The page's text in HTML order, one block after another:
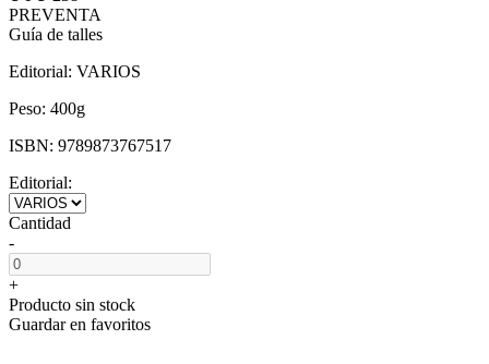
PREVENTA
Guía de talles
Editorial: VARIOS
Peso: 400g
ISBN: 9789873767517
Editorial:
Cantidad
-
+
Producto sin stock
Guardar en favoritos